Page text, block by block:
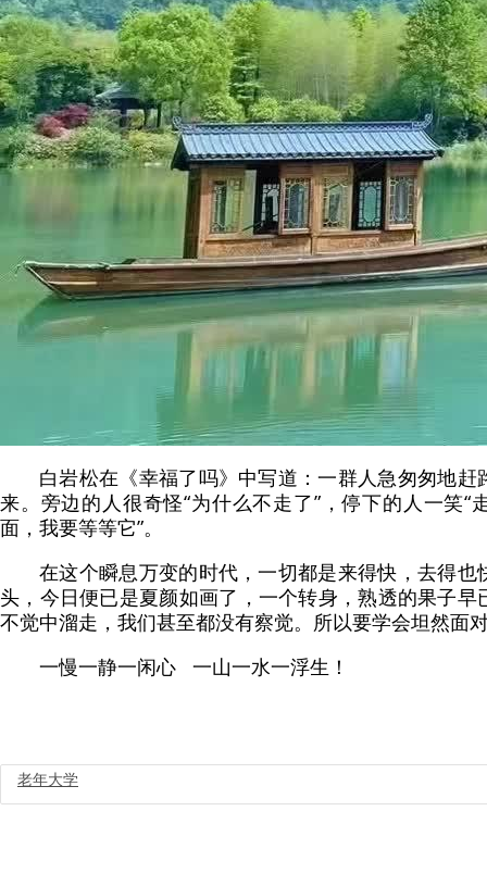
白岩松在《幸福了吗》中写道：一群人急匆匆地赶
来。 旁边的人很奇怪“为什么不走了”，停下的人一笑“
面，我要等等它”。
在这个瞬息万变的时代，一切都是来得快，去得也
头，今日便已是夏颜如画了，一个转身，熟透的果子早
不觉中溜走，我们甚至都没有察觉。所以要学会坦然面
一慢一静一闲心 一山一水一浮生！
老年大学